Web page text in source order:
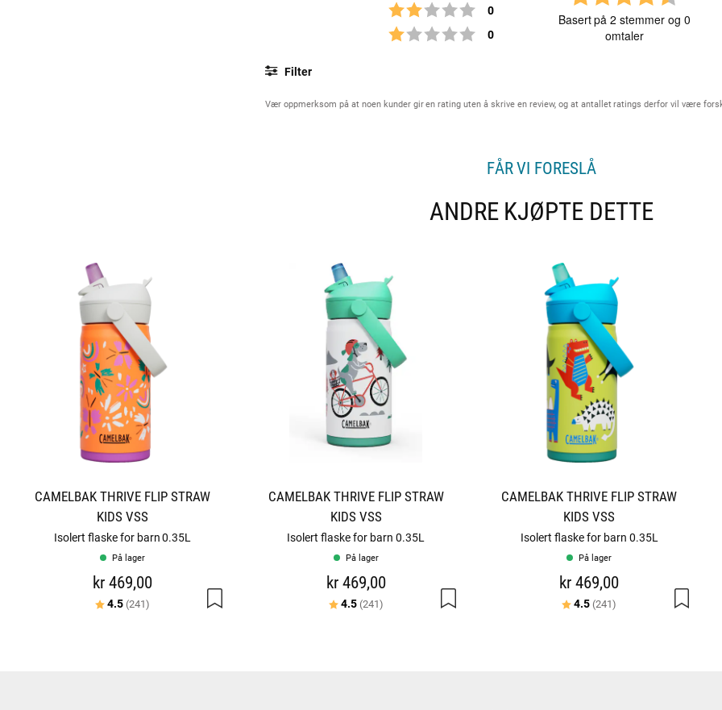
Karakter: 2 av 5 mulige
0
Karakter: 1 av 5 mulige
0
r
r
Basert på 2 stemmer og 0
omtaler
Filter
Vurdering Bilder
Vær oppmerksom på at noen kunder gir en rating uten å skrive en review, og at antallet ratings derfor vil være
FÅR VI FORESLÅ
ANDRE KJØPTE DETTE
CAMELBAK THRIVE FLIP STRAW
KIDS VSS
Isolert flaske for barn 0.35L
På lager
kr 469,00
Karakter:
4.5 (241)
CAMELBAK THRIVE FLIP STRAW
KIDS VSS
Isolert flaske for barn 0.35L
På lager
kr 469,00
Karakter:
4.5(241)
CAMELBAK THRIVE FLIP STRAW
KIDS VSS
Isolert flaske for barn 0.35L
På lager
kr 469,00
Karakter:
4.5 (241)